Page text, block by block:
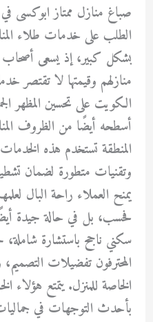
صباغ منازل ممتاز ابوكسى
الطلب على خدمات طلاء
بشكل كبير، إذ يسعى أصحاب
منازلهم وقيمتها لا تقتصر
الكويت على تحسين المظهر
أسطحه أيضًا من الظروف
المنطقة تستخدم هذه
وتقنيات متطورة لضمان
يمنح العملاء راحة البال
فحسب، بل في حالة جيدة
سكني ناجح باستشارة
المحترفون تفضيلات التصميم،
الخاصة للمنزل. يتمتع هؤلاء
بأحدث التوجهات في